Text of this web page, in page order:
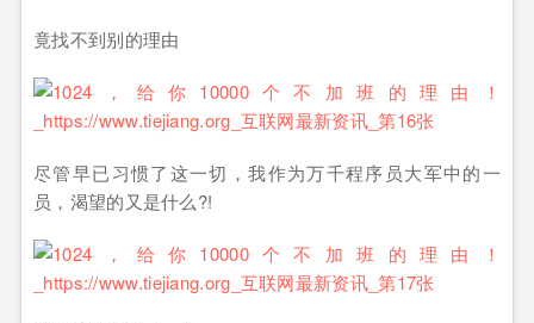
竟找不到别的理由
尽管早已习惯了这一切，我作为万千程序员大军中的一
员，渴望的又是什么?!